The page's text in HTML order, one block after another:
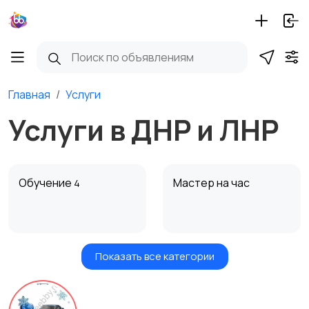
Главная Услуги
Услуги в ДНР и ЛНР
Обучение 4 Мастер на час
Красота и здоровье1
Транспорт,
Показать все категории